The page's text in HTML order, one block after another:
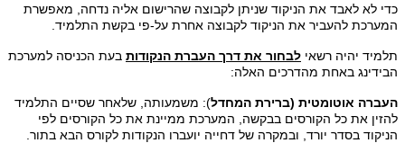
כדי לא לאבד את הניקוד שניתן לקבוצה שהרישום אליה נדחה, מאפשרת
המערכת להעביר את הניקוד לקבוצה אחרת על-פי בקשת התלמיד.
תלמיד יהיה רשאי לבחור את דרך העברת הנקודות בעת הכניסה למערכת
הבידינג באחת מהדרכים האלה:
העברה אוטומטית (ברירת המחדל): משמעותה, שלאחר שסיים התלמיד
להזין את כל הקורסים בבקשה, המערכת ממיינת את כל הקורסים לפי
הניקוד בסדר יורד, ובמקרה של דחייה יועברו הנקודות לקורס הבא בתור.